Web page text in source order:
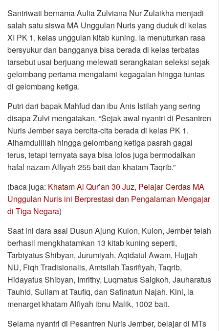
Santriwati bernama Aulia Zulviana Nur Zulaikha menjadi
salah satu siswa MA Unggulan Nuris yang duduk di kelas
XI PK 1, kelas unggulan kitab kuning. Ia menuturkan rasa
bersyukur dan bangganya bisa berada di kelas terbatas
tarsebut usai berjuang melewati serangkaian seleksi sejak
gelombang pertama mengalami kegagalan hingga tuntas
di gelombang ketiga.
Putri dari bapak Mahfud dan ibu Anis Istilah yang sering
disapa Zulvi mengatakan, “Sejak awal nyantri di Pesantren
Nuris Jember saya bercita-cita berada di kelas PK 1.
Alhamdulillah hingga gelombang ketiga pasrah gagal
terus, tetapi ternyata saya bisa lolos juga bermodalkan
hafal nazam Alfiyah 255 bait dan khatam Taqrib.”
(baca juga: Khatam Al Qur’an 30 Juz, Pelajar Cerdas MA
Unggulan Nuris ini Berprestasi dan Pengalaman Mengajar
di Tiga Negara)
Saat ini dara asal Dusun Ajung Kulon, Kulon, Jember telah
berhasil mengkhatamkan 13 kitab kuning seperti,
Tarbiyatus Shibyan, Jurumiyah, Aqidatul Awam, Hujjah
NU, Fiqh Tradisionalis, Amtsilah Tasrifiyah, Taqrib,
Hidayatus Shibyan, Imrithy, Luqmatus Saigkoh, Jauharatus
Tauhid, Sullam at Taufiq, dan Safinatun Najah. Kini, ia
menarget khatam Alfiyah ibnu Malik, 1002 bait.
Selama nyantri di Pesantren Nuris Jember, belajar di MTs